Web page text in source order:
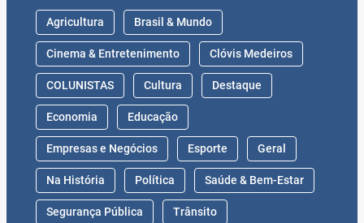
Agricultura Brasil & Mundo
Cinema & Entretenimento Clóvis Medeiros
COLUNISTAS Cultura Destaque
Economia Educação
Empresas e Negócios Esporte Geral
Na História Política Saúde & Bem-Estar
Segurança Pública Trânsito